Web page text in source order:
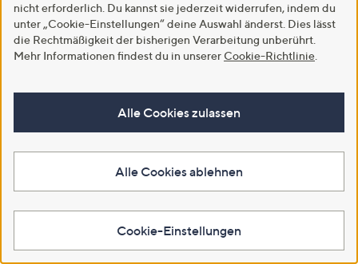
LUMIDA Xmas Hirsch-
Szenerie unter
Glasglocke inkl. 8 LEDs
GOLDWOLKE
Sommerdecke kühlend
&
€ 49,99 - €
59,99
LUMIDA
Leuchtstern
Metall-Fuß
36,99
Wie wär's hiermit?
Mehr sehen
nicht erforderlich. Du kannst sie jederzeit widerrufen, indem du
unter „Cookie-Einstellungen“ deine Auswahl änderst. Dies lässt
die Rechtmäßigkeit der bisherigen Verarbeitung unberührt.
Mehr Informationen findest du in unserer Cookie-Richtlinie
Alle Cookies zulassen
Alle Cookies ablehnen
Cookie-Einstellungen